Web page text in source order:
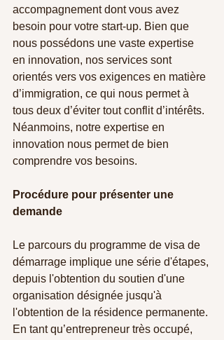
accompagnement dont vous avez
besoin pour votre start-up. Bien que
nous possédons une vaste expertise
en innovation, nos services sont
orientés vers vos exigences en matière
d’immigration, ce qui nous permet à
tous deux d’éviter tout conflit d’intérêts.
Néanmoins, notre expertise en
innovation nous permet de bien
comprendre vos besoins.
Procédure pour présenter une
demande
Le parcours du programme de visa de
démarrage implique une série d'étapes,
depuis l'obtention du soutien d'une
organisation désignée jusqu'à
l'obtention de la résidence permanente.
En tant qu’entrepreneur très occupé,